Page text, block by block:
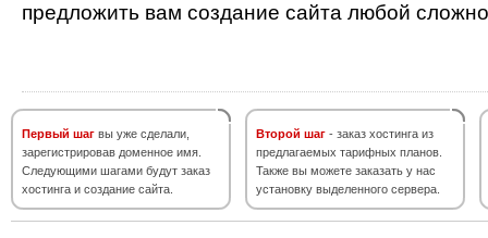
предложить вам создание сайта любой
Первый шаг вы уже сделали,
зарегистрировав доменное имя.
Следующими шагами будут заказ
хостинга и создание сайта.
Второй шаг - заказ хостинга из
предлагаемых тарифных планов.
Также вы можете заказать у нас
установку выделенного сервера.